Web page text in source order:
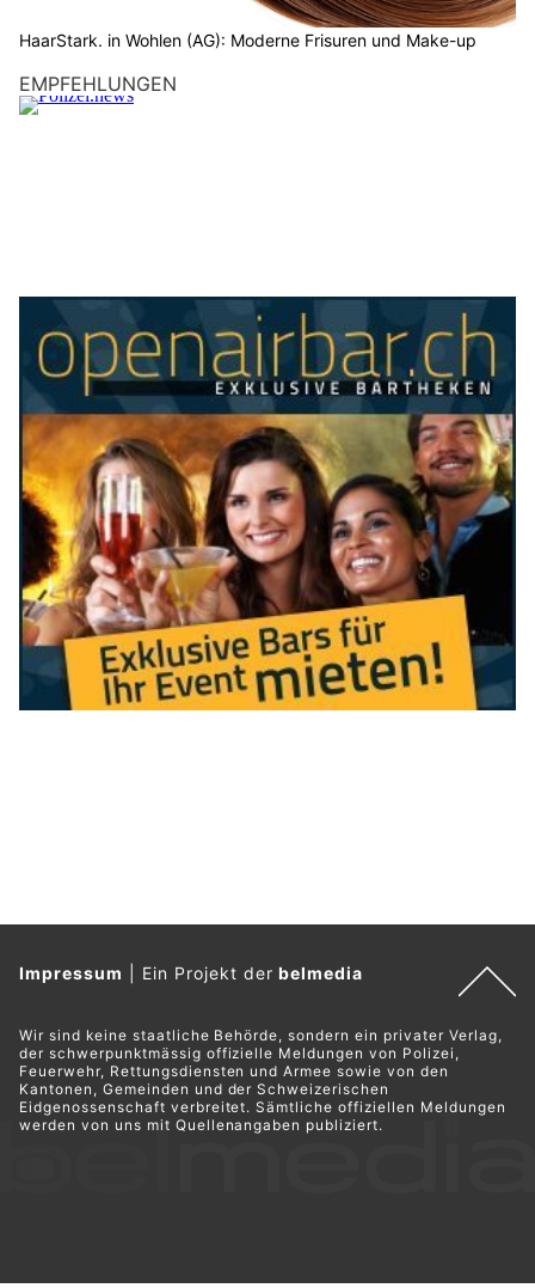
HaarStark. in Wohlen (AG): Moderne Frisuren und Make-up
EMPFEHLUNGEN
Impressum Ein Projekt derbelmedia
Wir sind keine staatliche Behörde, sondern ein privater Verlag,
der schwerpunktmässig offizielle Meldungen von Polizei,
Feuerwehr, Rettungsdiensten und Armee sowie von den
Kantonen, Gemeinden und der Schweizerischen
Eidgenossenschaft verbreitet. Sämtliche offiziellen Meldungen
werden von uns mit Quellenangaben publiziert.